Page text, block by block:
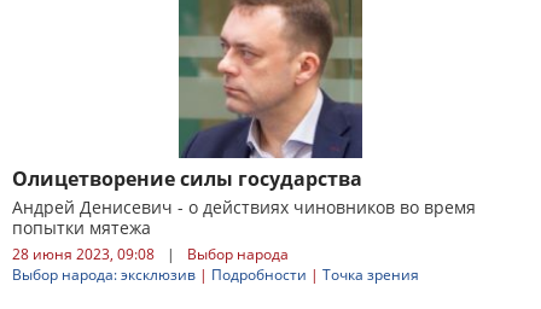
Олицетворение силы государства
Андрей Денисевич - о действиях чиновников во время
попытки мятежа
28 июня 2023, 09:08 |
Выбор народа
Выбор народа: эксклюзив | Подробности | Точка зрения